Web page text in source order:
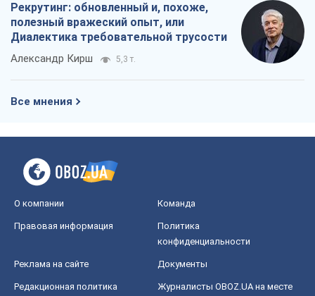
Рекрутинг: обновленный и, похоже,
полезный вражеский опыт, или
Диалектика требовательной трусости
Александр Кирш 5,3 т.
Все мнения
О компании Команда
Правовая информация
Политика
конфиденциальности
Реклама на сайте Документы
Редакционная политика
Журналисты OBOZ.UA на месте